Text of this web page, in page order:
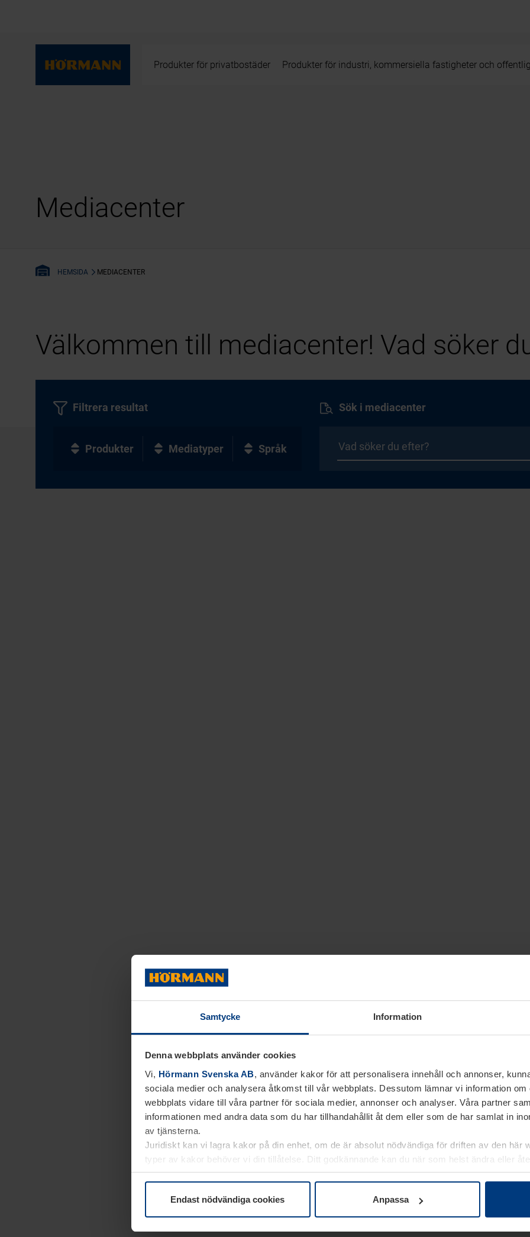
Samtycke Information
Denna webbplats använder cookies
Vi, Hörmann Svenska AB, använder kakor för att personalisera innehåll och annonser,
sociala medier och analysera åtkomst till vår webbplats. Dessutom lämnar vi information om
webbplats vidare till våra partner för sociala medier, annonser och analyser. Våra partner
informationen med andra data som du har tillhandahållit åt dem eller som de har samlat in
av tjänsterna.
Juridiskt kan vi lagra kakor på din enhet, om de är absolut nödvändiga för driften av den här
typer av kakor behöver vi din tillåtelse. Ditt godkännande kan du när som helst ändra eller
kakor underDataskyddsförklaringpå vår webbplats.
Endast nödvändiga cookies Anpassa
Produkter för privatbostäder Produkter för industri, kommersiella fastigheter och
Mediacenter
HEMSIDA MEDIACENTER
Välkommen till mediacenter! Vad söker
Sök i mediacenter
Filtrera resultat
Produkter Mediatyper Språk